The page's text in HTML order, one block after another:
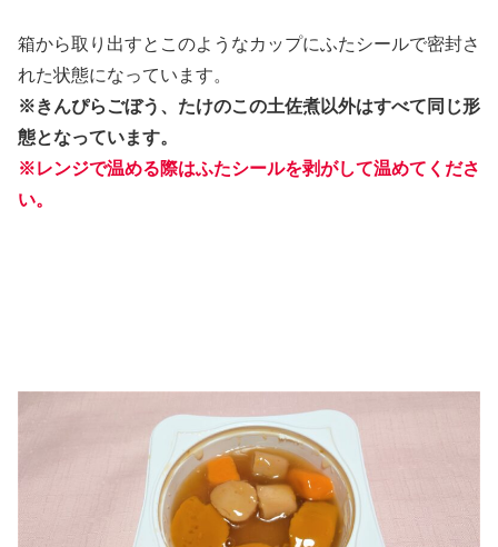
箱から取り出すとこのようなカップにふたシールで密封さ
れた状態になっています。
※きんぴらごぼう、たけのこの土佐煮以外はすべて同じ形
態となっています。
※レンジで温める際はふたシールを剥がして温めてくださ
い。